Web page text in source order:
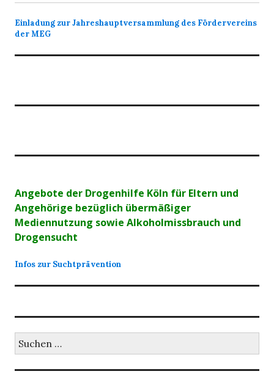
Einladung zur Jahreshauptversammlung des Fördervereins
der MEG
Angebote der Drogenhilfe Köln für Eltern und
Angehörige bezüglich übermäßiger
Mediennutzung sowie Alkoholmissbrauch und
Drogensucht
Infos zur Suchtprävention